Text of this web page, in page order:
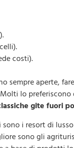
costi).
sempre aperte,
lo
gite fuori
i resort di
sono gli